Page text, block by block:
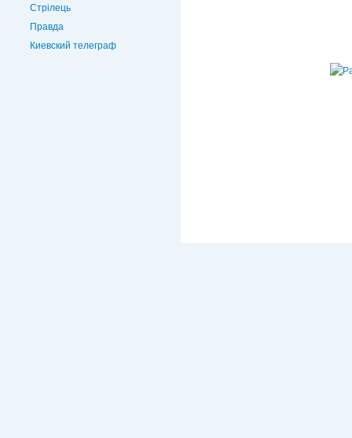
Стрілець
Правда
Киевский телеграф